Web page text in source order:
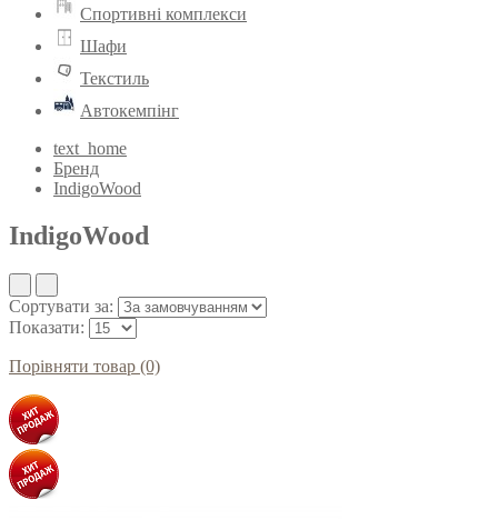
Спортивні комплекси
Шафи
Текстиль
Автокемпінг
text_home
Бренд
IndigoWood
IndigoWood
Сортувати за:
Показати:
Порівняти товар (0)